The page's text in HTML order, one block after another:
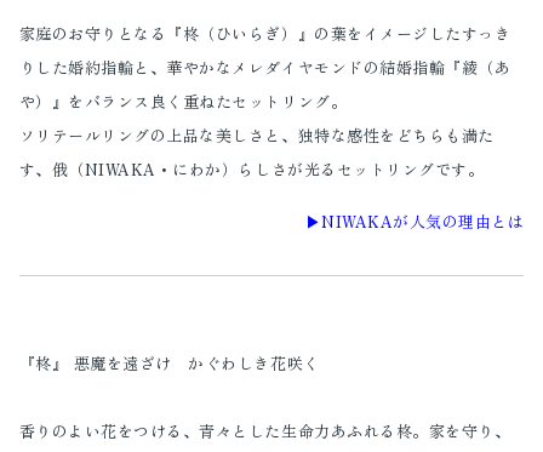
家庭のお守りとなる『柊（ひいらぎ）』の葉をイメージしたすっき
りした婚約指輪と、華やかなメレダイヤモンドの結婚指輪『綾（あ
や）』をバランス良く重ねたセットリング。
ソリテールリングの上品な美しさと、独特な感性をどちらも満た
す、俄（NIWAKA・にわか）らしさが光るセットリングです。
▶︎NIWAKAが人気の理由とは
『柊』 悪魔を遠ざけ かぐわしき花咲く
香りのよい花をつける、青々とした生命力あふれる柊。家を守り、